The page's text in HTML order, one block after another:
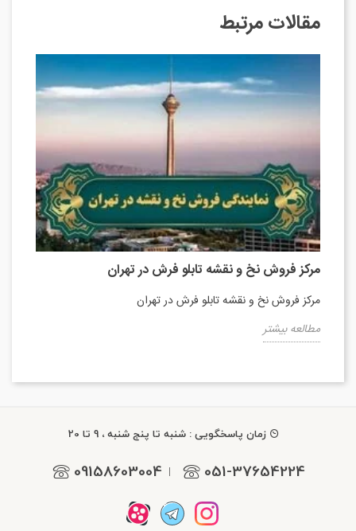
مقالات مرتبط
مرکز فروش نخ و نقشه تابلو فرش در تهران
مرکز فروش نخ و نقشه تابلو فرش در تهران
مطالعه بیشتر
زمان پاسخگویی : شنبه تا پنج شنبه ، 9 تا 20
051-37654224
|
09158603004